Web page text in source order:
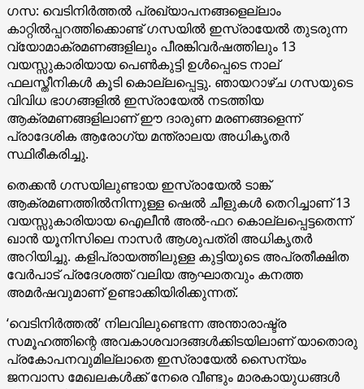
ഗസ: വെടിനിര്‍ത്തല്‍ പ്രഖ്യാപനങ്ങളെല്ലാം
കാറ്റില്‍പ്പറത്തിക്കൊണ്ട് ഗസയില്‍ ഇസ്രായേല്‍ തുടരുന്ന
വ്യോമാക്രമണങ്ങളിലും പീരങ്കിവര്‍ഷത്തിലും 13
വയസ്സുകാരിയായ പെണ്‍കുട്ടി ഉള്‍പ്പെടെ നാല്
ഫലസ്തീനികള്‍ കൂടി കൊല്ലപ്പെട്ടു. ഞായറാഴ്ച ഗസയുടെ
വിവിധ ഭാഗങ്ങളില്‍ ഇസ്രായേല്‍ നടത്തിയ
ആക്രമണങ്ങളിലാണ് ഈ ദാരുണ മരണങ്ങളെന്ന്
പ്രാദേശിക ആരോഗ്യ മന്ത്രാലയ അധികൃതര്‍
സ്ഥിരീകരിച്ചു.
തെക്കന്‍ ഗസയിലുണ്ടായ ഇസ്രായേല്‍ ടാങ്ക്
ആക്രമണത്തില്‍നിന്നുള്ള ഷെല്‍ ചീളുകള്‍ തെറിച്ചാണ് 13
വയസ്സുകാരിയായ ഐലീന്‍ അല്‍-ഫറ കൊല്ലപ്പെട്ടതെന്ന്
ഖാന്‍ യൂനിസിലെ നാസര്‍ ആശുപത്രി അധികൃതര്‍
അറിയിച്ചു. കളിപ്രായത്തിലുള്ള കുട്ടിയുടെ അപ്രതീക്ഷിത
വേര്‍പാട് പ്രദേശത്ത് വലിയ ആഘാതവും കനത്ത
അമര്‍ഷവുമാണ് ഉണ്ടാക്കിയിരിക്കുന്നത്.
‘വെടിനിര്‍ത്തല്‍’ നിലവിലുണ്ടെന്ന അന്താരാഷ്ട്ര
സമൂഹത്തിന്റെ അവകാശവാദങ്ങള്‍ക്കിടയിലാണ് യാതൊരു
പ്രകോപനവുമില്ലാതെ ഇസ്രായേല്‍ സൈന്യം
ജനവാസ മേഖലകള്‍ക്ക് നേരെ വീണ്ടും മാരകായുധങ്ങള്‍